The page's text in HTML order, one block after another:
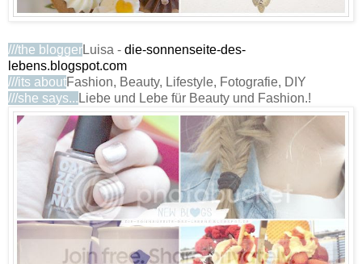
///the bloggerLuisa - die-sonnenseite-des-
lebens.blogspot.com
///its aboutFashion, Beauty, Lifestyle, Fotografie, DIY
///she says... Liebe und Lebe für Beauty und Fashion.!